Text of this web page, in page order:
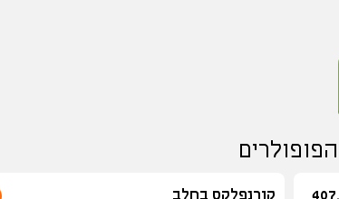
הפופולרים
קורנפלקס בחלב